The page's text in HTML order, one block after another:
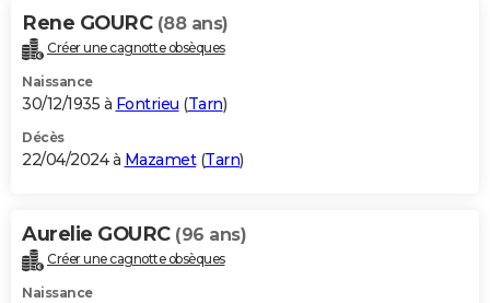
Rene GOURC (88 ans)
Créer une cagnotte obsèques
Naissance
30/12/1935 à Fontrieu (Tarn)
Décès
22/04/2024 à Mazamet(Tarn)
Aurelie GOURC (96 ans)
Créer une cagnotte obsèques
Naissance